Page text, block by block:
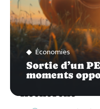
Économies
Sortie d’un
moments